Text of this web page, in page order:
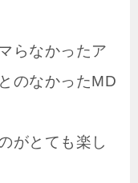
らなかったア
のなかったMD
がとても楽し